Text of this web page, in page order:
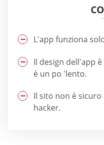
L'app funziona
Il design dell'app
è un po 'lento.
Il sito non è sicuro
hacker.